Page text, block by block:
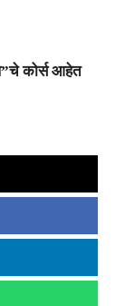
कोर्स आहेत